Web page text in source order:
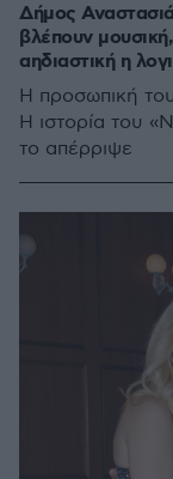
Δήμος
βλέπουν
αηδιαστική η
Η προσωπική
Η ιστορία του
το απέρριψε